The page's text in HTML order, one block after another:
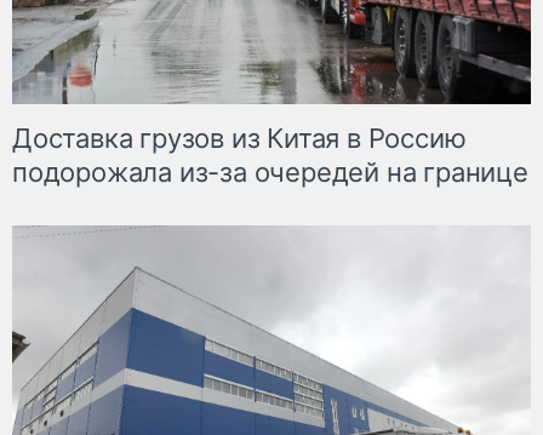
Доставка грузов из Китая в Россию
подорожала из-за очередей на границе